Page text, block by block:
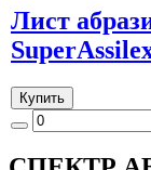
Лист
Купить